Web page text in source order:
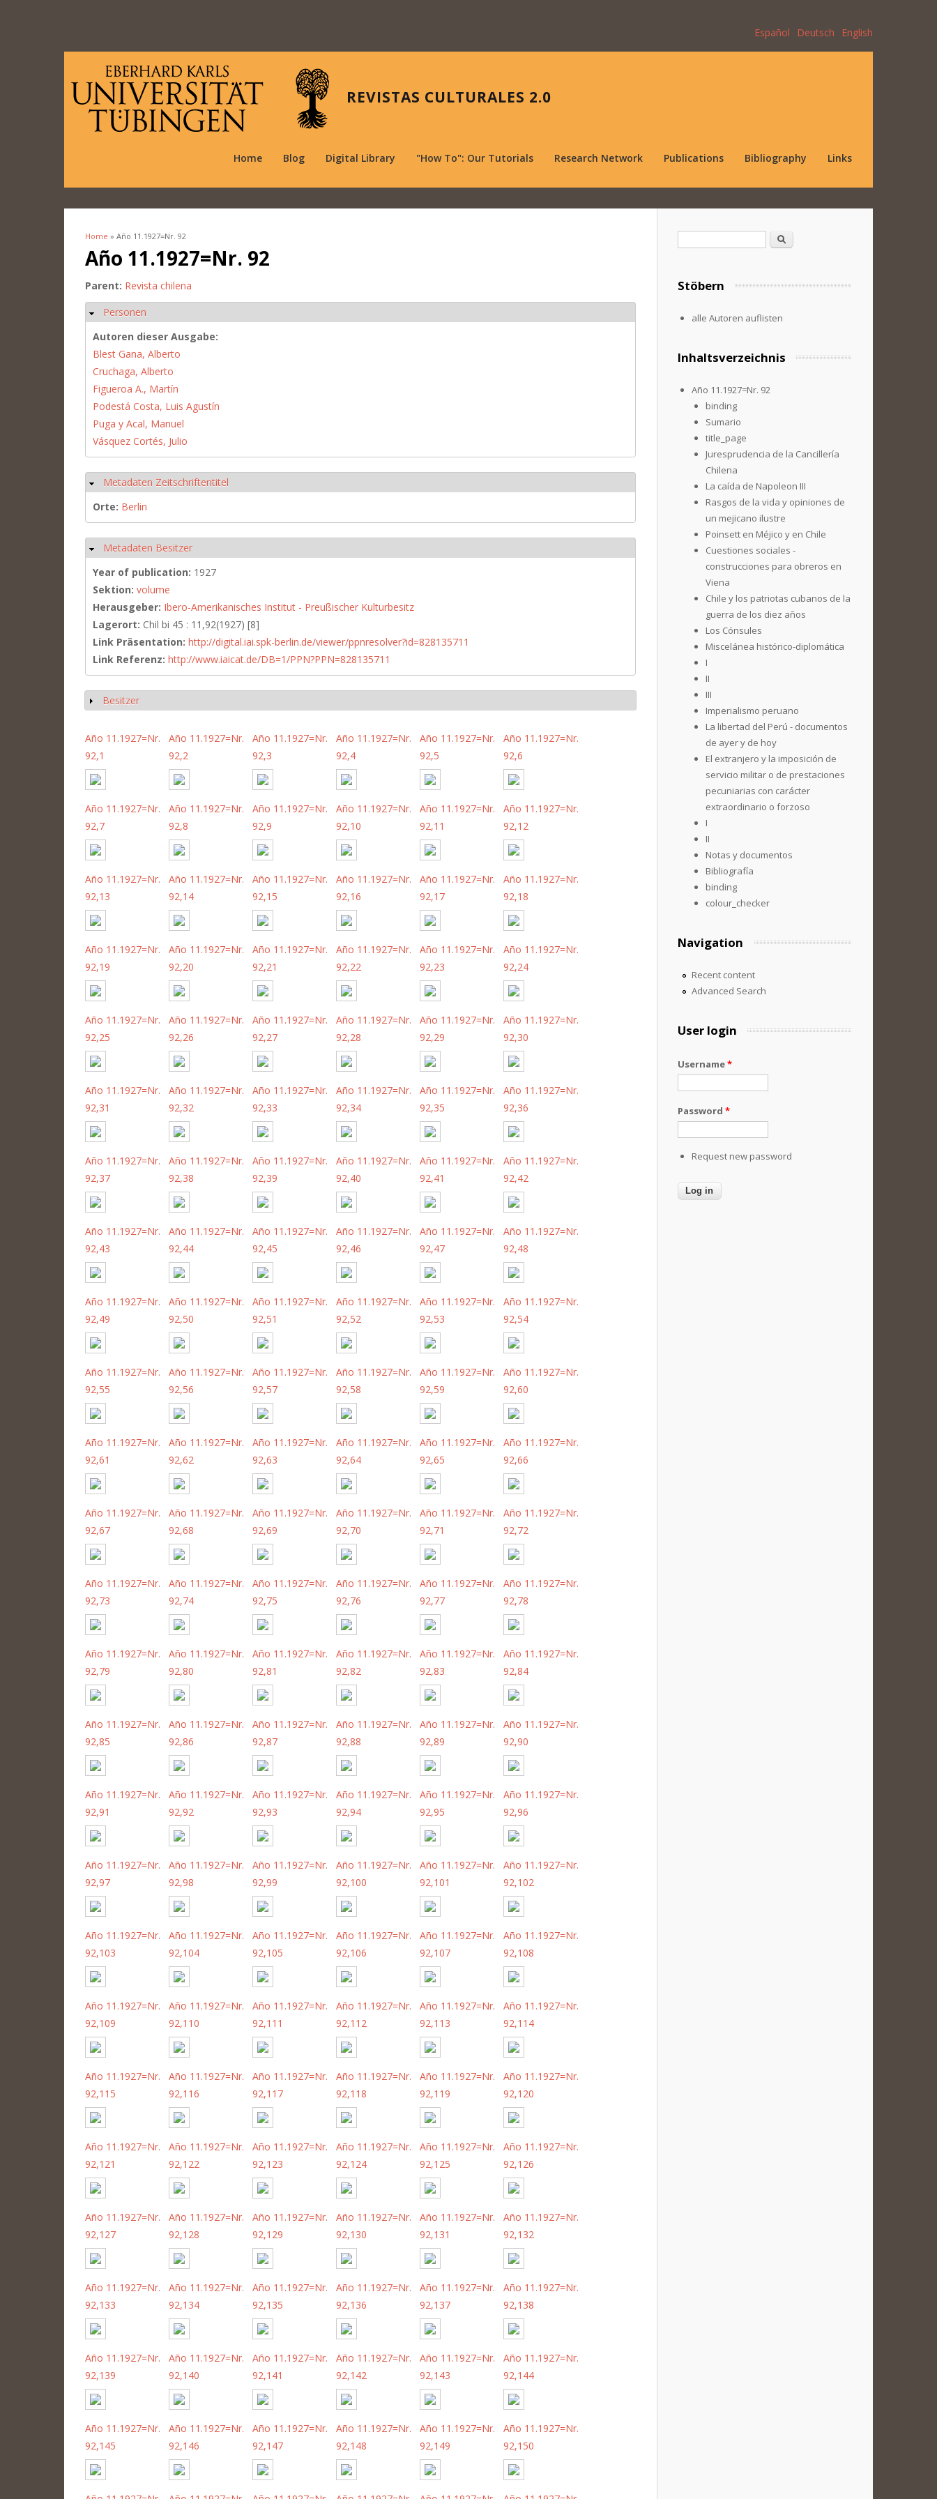
Español Deutsch English
REVISTAS CULTURALES 2.0
Home Blog Digital Library "How To": Our Tutorials Research Network Publications Bibliography Links
You are here
Home » Año 11.1927=Nr. 92
Año 11.1927=Nr. 92
Parent: Revista chilena
Hide
Personen
Autoren dieser Ausgabe:
Blest Gana, Alberto
Cruchaga, Alberto
Figueroa A., Martín
Podestá Costa, Luis Agustín
Puga y Acal, Manuel
Vásquez Cortés, Julio
Hide
Metadaten Zeitschriftentitel
Orte: Berlin
Hide
Metadaten Besitzer
Year of publication: 1927
Sektion: volume
Herausgeber: Ibero-Amerikanisches Institut - Preußischer Kulturbesitz
Lagerort: Chil bi 45 : 11,92(1927) [8]
Link Präsentation: http://digital.iai.spk-berlin.de/viewer/ppnresolver?id=828135711
Link Referenz: http://www.iaicat.de/DB=1/PPN?PPN=828135711
Show
Besitzer
Año 11.1927=Nr.
92,1
Año 11.1927=Nr.
92,2
Año 11.1927=Nr.
92,3
Año 11.1927=Nr.
92,4
Año 11.1927=Nr.
92,5
Año 11.1927=Nr.
92,6
Año 11.1927=Nr.
92,7
Año 11.1927=Nr.
92,8
Año 11.1927=Nr.
92,9
Año 11.1927=Nr.
92,10
Año 11.1927=Nr.
92,11
Año 11.1927=Nr.
92,12
Año 11.1927=Nr.
92,13
Año 11.1927=Nr.
92,14
Año 11.1927=Nr.
92,15
Año 11.1927=Nr.
92,16
Año 11.1927=Nr.
92,17
Año 11.1927=Nr.
92,18
Año 11.1927=Nr.
92,19
Año 11.1927=Nr.
92,20
Año 11.1927=Nr.
92,21
Año 11.1927=Nr.
92,22
Año 11.1927=Nr.
92,23
Año 11.1927=Nr.
92,24
Año 11.1927=Nr.
92,25
Año 11.1927=Nr.
92,26
Año 11.1927=Nr.
92,27
Año 11.1927=Nr.
92,28
Año 11.1927=Nr.
92,29
Año 11.1927=Nr.
92,30
Año 11.1927=Nr.
92,31
Año 11.1927=Nr.
92,32
Año 11.1927=Nr.
92,33
Año 11.1927=Nr.
92,34
Año 11.1927=Nr.
92,35
Año 11.1927=Nr.
92,36
Año 11.1927=Nr.
92,37
Año 11.1927=Nr.
92,38
Año 11.1927=Nr.
92,39
Año 11.1927=Nr.
92,40
Año 11.1927=Nr.
92,41
Año 11.1927=Nr.
92,42
Año 11.1927=Nr.
92,43
Año 11.1927=Nr.
92,44
Año 11.1927=Nr.
92,45
Año 11.1927=Nr.
92,46
Año 11.1927=Nr.
92,47
Año 11.1927=Nr.
92,48
Año 11.1927=Nr.
92,49
Año 11.1927=Nr.
92,50
Año 11.1927=Nr.
92,51
Año 11.1927=Nr.
92,52
Año 11.1927=Nr.
92,53
Año 11.1927=Nr.
92,54
Año 11.1927=Nr.
92,55
Año 11.1927=Nr.
92,56
Año 11.1927=Nr.
92,57
Año 11.1927=Nr.
92,58
Año 11.1927=Nr.
92,59
Año 11.1927=Nr.
92,60
Año 11.1927=Nr.
92,61
Año 11.1927=Nr.
92,62
Año 11.1927=Nr.
92,63
Año 11.1927=Nr.
92,64
Año 11.1927=Nr.
92,65
Año 11.1927=Nr.
92,66
Año 11.1927=Nr.
92,67
Año 11.1927=Nr.
92,68
Año 11.1927=Nr.
92,69
Año 11.1927=Nr.
92,70
Año 11.1927=Nr.
92,71
Año 11.1927=Nr.
92,72
Año 11.1927=Nr.
92,73
Año 11.1927=Nr.
92,74
Año 11.1927=Nr.
92,75
Año 11.1927=Nr.
92,76
Año 11.1927=Nr.
92,77
Año 11.1927=Nr.
92,78
Año 11.1927=Nr.
92,79
Año 11.1927=Nr.
92,80
Año 11.1927=Nr.
92,81
Año 11.1927=Nr.
92,82
Año 11.1927=Nr.
92,83
Año 11.1927=Nr.
92,84
Año 11.1927=Nr.
92,85
Año 11.1927=Nr.
92,86
Año 11.1927=Nr.
92,87
Año 11.1927=Nr.
92,88
Año 11.1927=Nr.
92,89
Año 11.1927=Nr.
92,90
Año 11.1927=Nr.
92,91
Año 11.1927=Nr.
92,92
Año 11.1927=Nr.
92,93
Año 11.1927=Nr.
92,94
Año 11.1927=Nr.
92,95
Año 11.1927=Nr.
92,96
Año 11.1927=Nr.
92,97
Año 11.1927=Nr.
92,98
Año 11.1927=Nr.
92,99
Año 11.1927=Nr.
92,100
Año 11.1927=Nr.
92,101
Año 11.1927=Nr.
92,102
Año 11.1927=Nr.
92,103
Año 11.1927=Nr.
92,104
Año 11.1927=Nr.
92,105
Año 11.1927=Nr.
92,106
Año 11.1927=Nr.
92,107
Año 11.1927=Nr.
92,108
Año 11.1927=Nr.
92,109
Año 11.1927=Nr.
92,110
Año 11.1927=Nr.
92,111
Año 11.1927=Nr.
92,112
Año 11.1927=Nr.
92,113
Año 11.1927=Nr.
92,114
Año 11.1927=Nr.
92,115
Año 11.1927=Nr.
92,116
Año 11.1927=Nr.
92,117
Año 11.1927=Nr.
92,118
Año 11.1927=Nr.
92,119
Año 11.1927=Nr.
92,120
Año 11.1927=Nr.
92,121
Año 11.1927=Nr.
92,122
Año 11.1927=Nr.
92,123
Año 11.1927=Nr.
92,124
Año 11.1927=Nr.
92,125
Año 11.1927=Nr.
92,126
Año 11.1927=Nr.
92,127
Año 11.1927=Nr.
92,128
Año 11.1927=Nr.
92,129
Año 11.1927=Nr.
92,130
Año 11.1927=Nr.
92,131
Año 11.1927=Nr.
92,132
Año 11.1927=Nr.
92,133
Año 11.1927=Nr.
92,134
Año 11.1927=Nr.
92,135
Año 11.1927=Nr.
92,136
Año 11.1927=Nr.
92,137
Año 11.1927=Nr.
92,138
Año 11.1927=Nr.
92,139
Año 11.1927=Nr.
92,140
Año 11.1927=Nr.
92,141
Año 11.1927=Nr.
92,142
Año 11.1927=Nr.
92,143
Año 11.1927=Nr.
92,144
Año 11.1927=Nr.
92,145
Año 11.1927=Nr.
92,146
Año 11.1927=Nr.
92,147
Año 11.1927=Nr.
92,148
Año 11.1927=Nr.
92,149
Año 11.1927=Nr.
92,150
Search
Stöbern
alle Autoren auflisten
Inhaltsverzeichnis
Año 11.1927=Nr. 92
binding
Sumario
title_page
Juresprudencia de la Cancillería
Chilena
La caída de Napoleon III
Rasgos de la vida y opiniones de
un mejicano ilustre
Poinsett en Méjico y en Chile
Cuestiones sociales -
construcciones para obreros en
Viena
Chile y los patriotas cubanos de la
guerra de los diez años
Los Cónsules
Miscelánea histórico-diplomática
I
II
III
Imperialismo peruano
La libertad del Perú - documentos
de ayer y de hoy
El extranjero y la imposición de
servicio militar o de prestaciones
pecuniarias con carácter
extraordinario o forzoso
I
II
Notas y documentos
Bibliografía
binding
colour_checker
Navigation
Recent content
Advanced Search
User login
Username*
Password *
Request new password